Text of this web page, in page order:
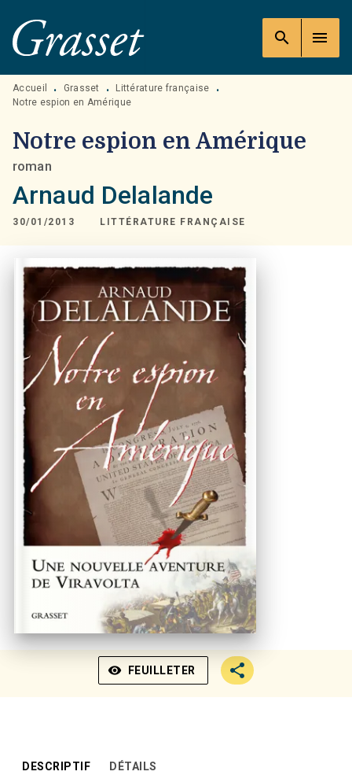
MENU RECHERCHE
PIED DE PAGE
search menu
Accueil • Grasset • Littérature française
•
Notre espion en Amérique
Notre espion en Amérique
roman
Arnaud Delalande
30/01/2013 LITTÉRATURE FRANÇAISE
visibility FEUILLETER
DESCRIPTIF DÉTAILS